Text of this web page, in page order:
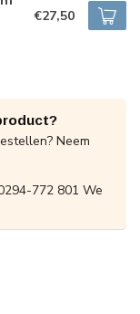
€27,50
Neem
772 801 We